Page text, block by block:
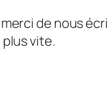
de nous
vite.